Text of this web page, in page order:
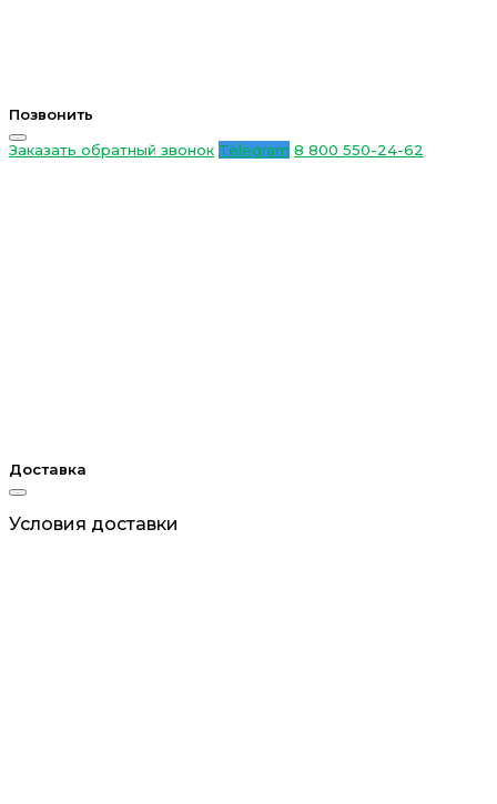
Позвонить
Заказать обратный звонок Telegram 8 800 550-24-62
Доставка
Условия доставки